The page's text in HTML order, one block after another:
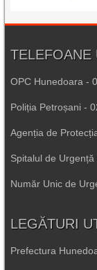
TELEFOANE
OPC Hunedoara -
Poliția Petroșani -
Agenția de
Spitalul de
Număr Unic de
LEGĂTURI
Prefectura